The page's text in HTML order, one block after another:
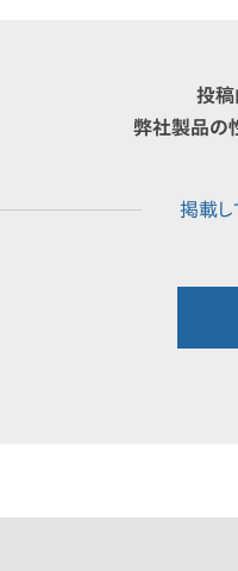
投稿
弊社製品の